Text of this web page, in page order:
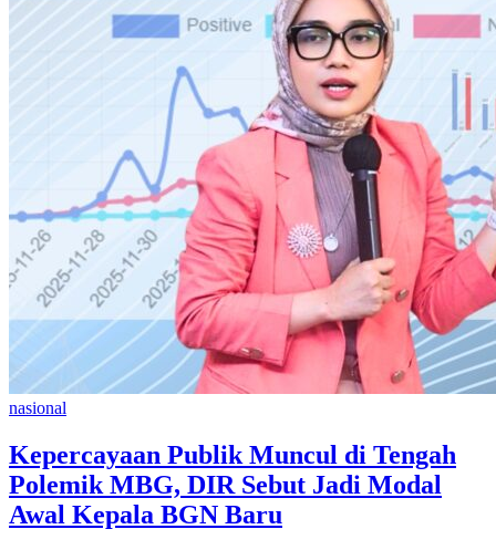
nasional
Kepercayaan Publik Muncul di Tengah
Polemik MBG, DIR Sebut Jadi Modal
Awal Kepala BGN Baru